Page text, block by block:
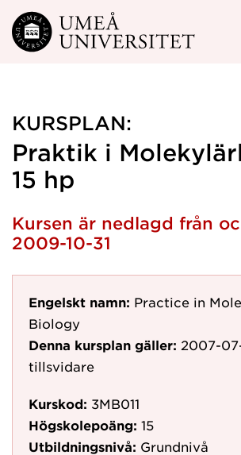
Hoppa direkt till innehållet
KURSPLAN:
Praktik i
15 hp
Kursen är nedlagd från
2009-10-31
Engelskt namn: Practice in
Biology
Denna kursplan gäller: 2007-
tillsvidare
Kurskod: 3MB011
Högskolepoäng: 15
Utbildningsnivå: Grundnivå